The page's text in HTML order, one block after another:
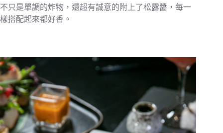
不只是單調的炸物，還超有誠意的附上了松露醬，每一
樣搭配起來都好香。